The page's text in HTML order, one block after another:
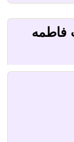
فاطمه